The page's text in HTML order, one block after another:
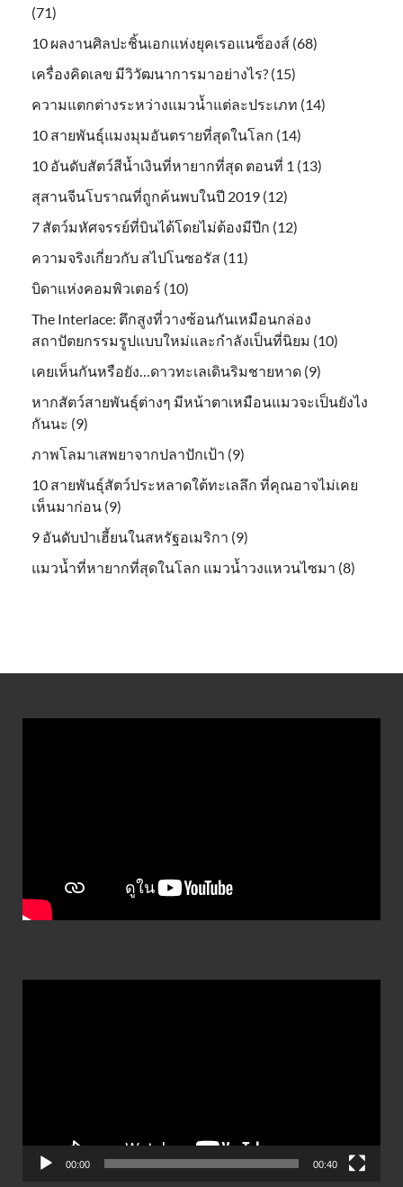
(71)
10 ผลงานศิลปะชิ้นเอกแห่งยุคเรอแนซ็องส์ (68)
เครื่องคิดเลข มีวิวัฒนาการมาอย่างไร? (15)
ความแตกต่างระหว่างแมวน้ำแต่ละประเภท (14)
10 สายพันธุ์แมงมุมอันตรายที่สุดในโลก (14)
10 อันดับสัตว์สีน้ำเงินที่หายากที่สุด ตอนที่ 1 (13)
สุสานจีนโบราณที่ถูกค้นพบในปี 2019 (12)
7 สัตว์มหัศจรรย์ที่บินได้โดยไม่ต้องมีปีก (12)
ความจริงเกี่ยวกับ สไปโนซอรัส (11)
บิดาแห่งคอมพิวเตอร์ (10)
The Interlace: ตึกสูงที่วางซ้อนกันเหมือนกล่อง
สถาปัตยกรรมรูปแบบใหม่และกำลังเป็นที่นิยม (10)
เคยเห็นกันหรือยัง…ดาวทะเลเดินริมชายหาด (9)
หากสัตว์สายพันธุ์ต่างๆ มีหน้าตาเหมือนแมวจะเป็นยังไง
กันนะ (9)
ภาพโลมาเสพยาจากปลาปักเป้า (9)
10 สายพันธุ์สัตว์ประหลาดใต้ทะเลลึก ที่คุณอาจไม่เคย
เห็นมาก่อน (9)
9 อันดับป่าเฮี้ยนในสหรัฐอเมริกา (9)
แมวน้ำที่หายากที่สุดในโลก แมวน้ำวงแหวนไซมา (8)
00:00 00:40